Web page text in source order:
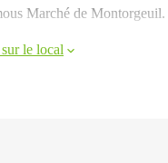
Marché de Montorgeuil.
le local